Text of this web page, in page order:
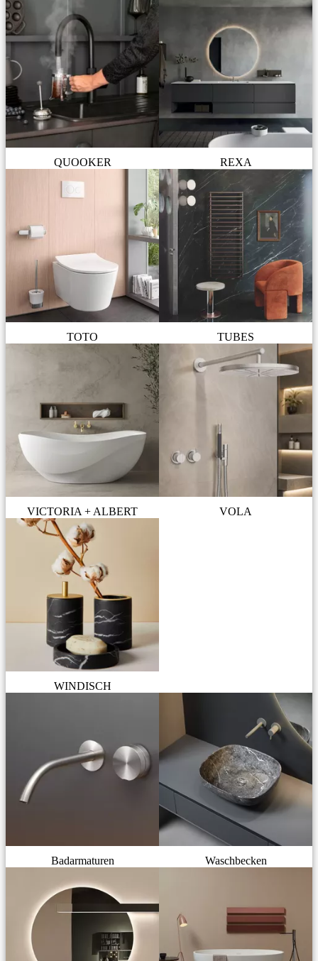
QUOOKER REXA
TOTO TUBES
VICTORIA + ALBERT VOLA
WINDISCH
Badarmaturen Waschbecken